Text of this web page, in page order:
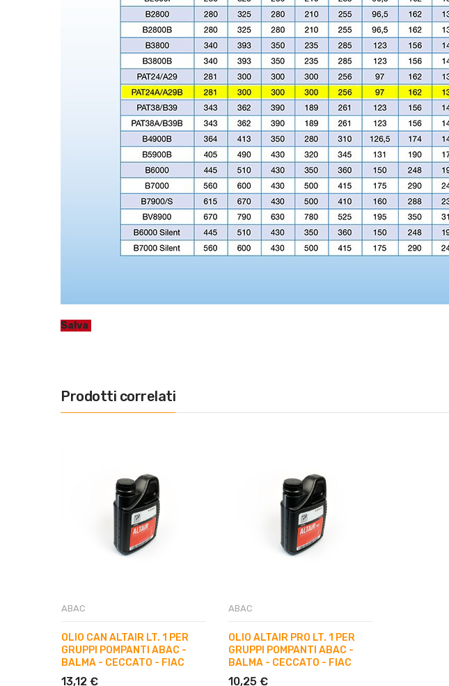
Salva
Prodotti correlati
ABAC
OLIO CAN ALTAIR LT. 1 PER
GRUPPI POMPANTI ABAC -
BALMA - CECCATO - FIAC
13,12 €
ABAC
OLIO ALTAIR PRO LT. 1 PER
GRUPPI POMPANTI ABAC -
BALMA - CECCATO - FIAC
10,25 €